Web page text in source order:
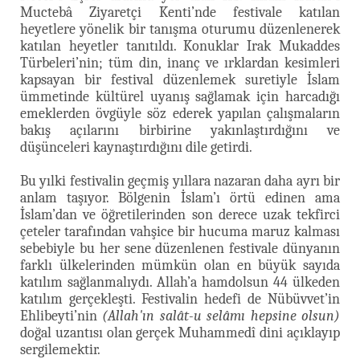
Muctebâ Ziyaretçi Kenti’nde festivale katılan
heyetlere yönelik bir tanışma oturumu düzenlenerek
katılan heyetler tanıtıldı. Konuklar Irak Mukaddes
Türbeleri’nin; tüm din, inanç ve ırklardan kesimleri
kapsayan bir festival düzenlemek suretiyle İslam
ümmetinde kültürel uyanış sağlamak için harcadığı
emeklerden övgüyle söz ederek yapılan çalışmaların
bakış açılarını birbirine yakınlaştırdığını ve
düşünceleri kaynaştırdığını dile getirdi.
Bu yılki festivalin geçmiş yıllara nazaran daha ayrı bir
anlam taşıyor. Bölgenin İslam’ı örtü edinen ama
İslam’dan ve öğretilerinden son derece uzak tekfirci
çeteler tarafından vahşice bir hucuma maruz kalması
sebebiyle bu her sene düzenlenen festivale dünyanın
farklı ülkelerinden mümkün olan en büyük sayıda
katılım sağlanmalıydı. Allah’a hamdolsun 44 ülkeden
katılım gerçekleşti. Festivalin hedefi de Nübüvvet’in
Ehlibeyti’nin (Allah'ın salât-u selâmı hepsine olsun)
doğal uzantısı olan gerçek Muhammedî dini açıklayıp
sergilemektir.